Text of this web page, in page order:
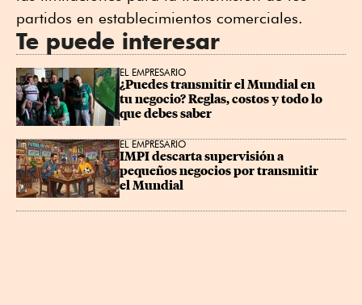
partidos en establecimientos comerciales.
Te puede interesar
EL EMPRESARIO
¿Puedes transmitir el Mundial en
tu negocio? Reglas, costos y todo lo
que debes saber
EL EMPRESARIO
IMPI descarta supervisión a
pequeños negocios por transmitir
el Mundial